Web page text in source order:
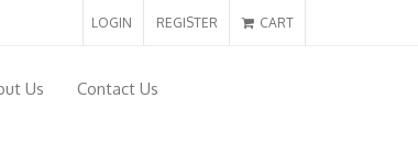
LOGIN REGISTER CART
Us Contact Us